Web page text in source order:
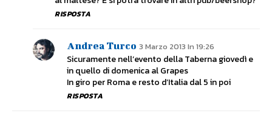
RISPOSTA
Andrea Turco 3 Marzo 2013 In 19:26
Sicuramente nell’evento della Taberna giovedì e
in quello di domenica al Grapes
In giro per Roma e resto d’Italia dal 5 in poi
RISPOSTA